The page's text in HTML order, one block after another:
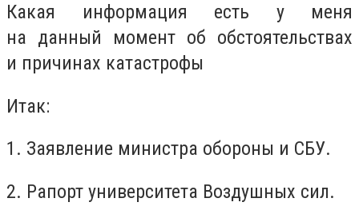
Какая информация есть у меня
на данный момент об обстоятельствах
и причинах катастрофы
Итак:
1. Заявление министра обороны и СБУ.
2. Рапорт университета Воздушных сил.